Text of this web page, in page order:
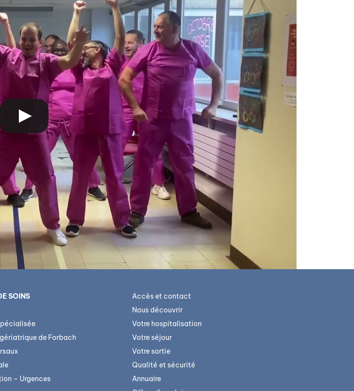
SOINS
de Forbach
– Urgences
Accès et contact
Nous découvrir
Votre hospitalisation
Votre séjour
Votre sortie
Qualité et sécurité
Annuaire